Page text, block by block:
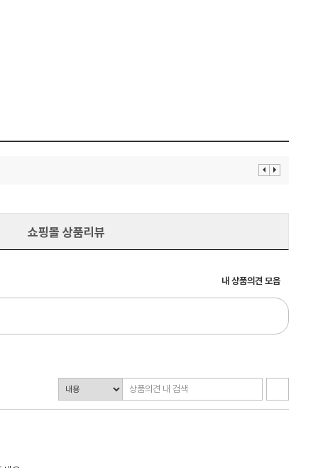
이 다
쇼핑몰 상품리뷰
내 상품의견 모음